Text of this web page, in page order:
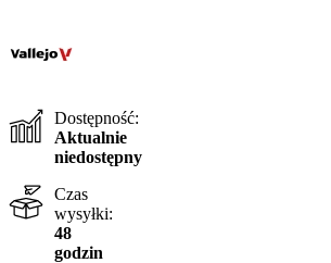
Dostępność:
Aktualnie
niedostępny
Czas
wysyłki:
48
godzin